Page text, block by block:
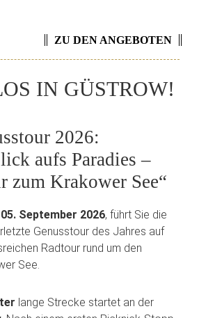
ZU DEN ANGEBOTEN
IN GÜSTROW!
2026:
aufs Paradies –
zum Krakower See“
September 2026, führt Sie die
Genusstour des Jahres auf
Radtour rund um den
See.
lange Strecke startet an der